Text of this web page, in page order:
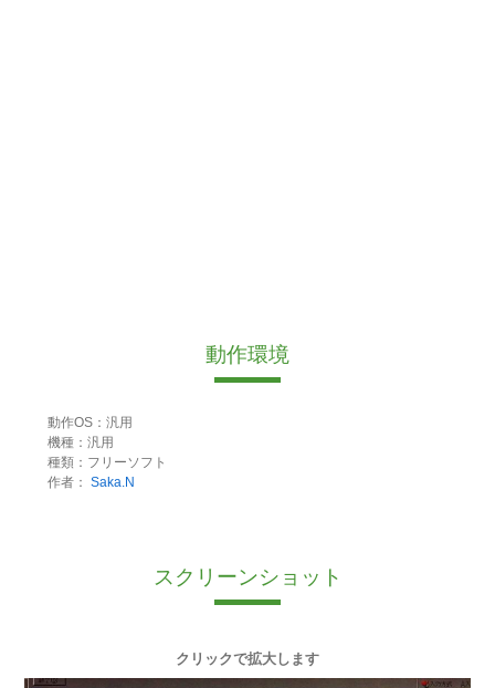
動作環境
動作OS：汎用
機種：汎用
種類：フリーソフト
作者： Saka.N
スクリーンショット
クリックで拡大します